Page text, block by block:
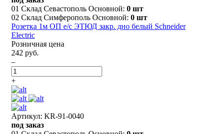
01 Склад Севастополь Основной: 0 шт
02 Склад Симферополь Основной: 0 шт
Розетка 1м ОП е/с ЭТЮД закр. дно белый Schneider
Electric
Розничная цена
242 руб.
–
+
Артикул: KR-91-0040
под заказ